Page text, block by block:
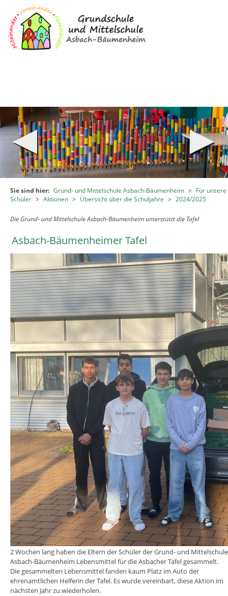
Zum Inhalt,
Sie sind hier: Grund- und Mittelschule Asbach-Bäumenheim >
Für unsere
Schüler > Aktionen > Übersicht über die Schuljahre > 2024/2025
Die Grund- und Mittelschule Asbach-Bäumenheim unterstützt die Tafel
Asbach-Bäumenheimer Tafel
2 Wochen lang haben die Eltern der Schüler der Grund- und Mittelschule
Asbach-Bäumenheim Lebensmittel für die Asbacher Tafel gesammelt.
Die gesammelten Lebensmittel fanden kaum Platz im Auto der
ehrenamtlichen Helferin der Tafel. Es wurde vereinbart, diese Aktion im
nächsten Jahr zu wiederholen.